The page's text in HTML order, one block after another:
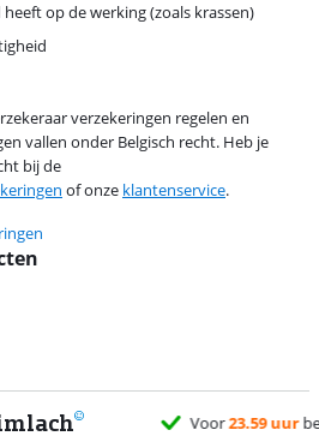
op de werking (zoals krassen)
verzekeringen regelen en
vallen onder Belgisch recht. Heb je
bij de
of onze klantenservice.